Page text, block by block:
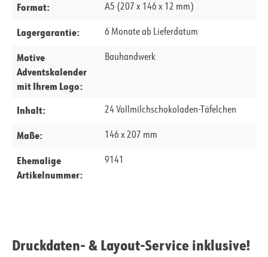
Format: A5 (207 x 146 x 12 mm)
Lagergarantie: 6 Monate ab Lieferdatum
Motive
Adventskalender
mit Ihrem Logo:
Bauhandwerk
Inhalt: 24 Vollmilchschokoladen-Täfelchen
Maße: 146 x 207 mm
Ehemalige
Artikelnummer:
9141
Druckdaten- & Layout-Service inklusive!